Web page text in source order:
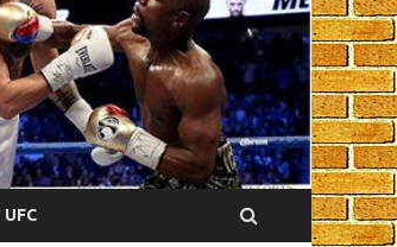
UFC